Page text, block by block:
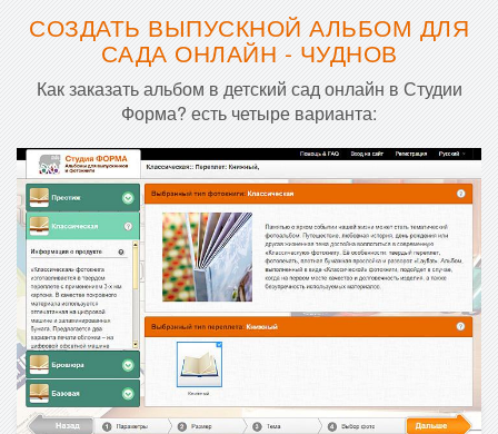
СОЗДАТЬ ВЫПУСКНОЙ АЛЬБОМ ДЛЯ
САДА ОНЛАЙН - ЧУДНОВ
Как заказать альбом в детский сад онлайн в Студии
Форма? есть четыре варианта: